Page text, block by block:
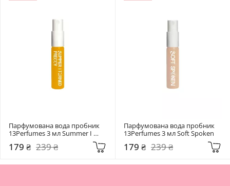
Парфумована вода пробник
13Perfumes 3 мл Summer I
179 ₴ 239 ₴
Парфумована вода пробник
13Perfumes 3 мл Soft Spoken
179 ₴ 239 ₴